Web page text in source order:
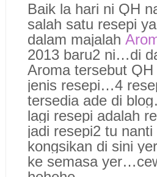
Baik la hari ni QH
salah satu resepi
dalam majalah
2013 baru2 ni…di
Aroma tersebut
jenis resepi…4
tersedia ade di
lagi resepi adalah
jadi resepi2 tu
kongsikan di sini
ke semasa